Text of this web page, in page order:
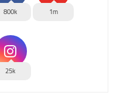
1m
800k
25k